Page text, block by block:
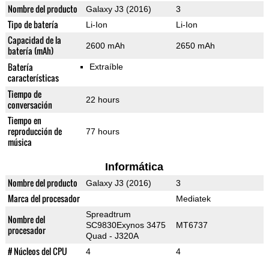
Nombre del producto Galaxy J3 (2016) 3
Tipo de batería Li-Ion Li-Ion
Capacidad de la
batería (mAh)
2600 mAh 2650 mAh
Batería
características
Extraíble
Tiempo de
conversación
22 hours
Tiempo en
reproducción de
música
77 hours
Informática
Nombre del producto Galaxy J3 (2016) 3
Marca del procesador Mediatek
Nombre del
procesador
Spreadtrum
SC9830Exynos 3475
Quad - J320A
MT6737
# Núcleos del CPU 4 4